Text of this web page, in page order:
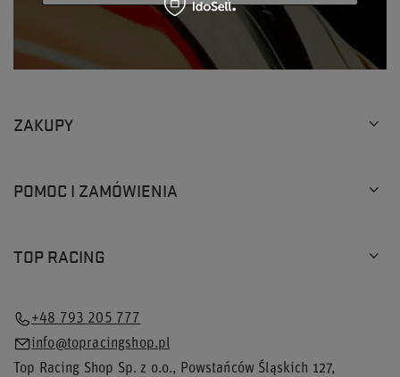
ZAKUPY
POMOC I ZAMÓWIENIA
TOP RACING
+48 793 205 777
info@topracingshop.pl
Top Racing Shop Sp. z o.o., Powstańców Śląskich 127,